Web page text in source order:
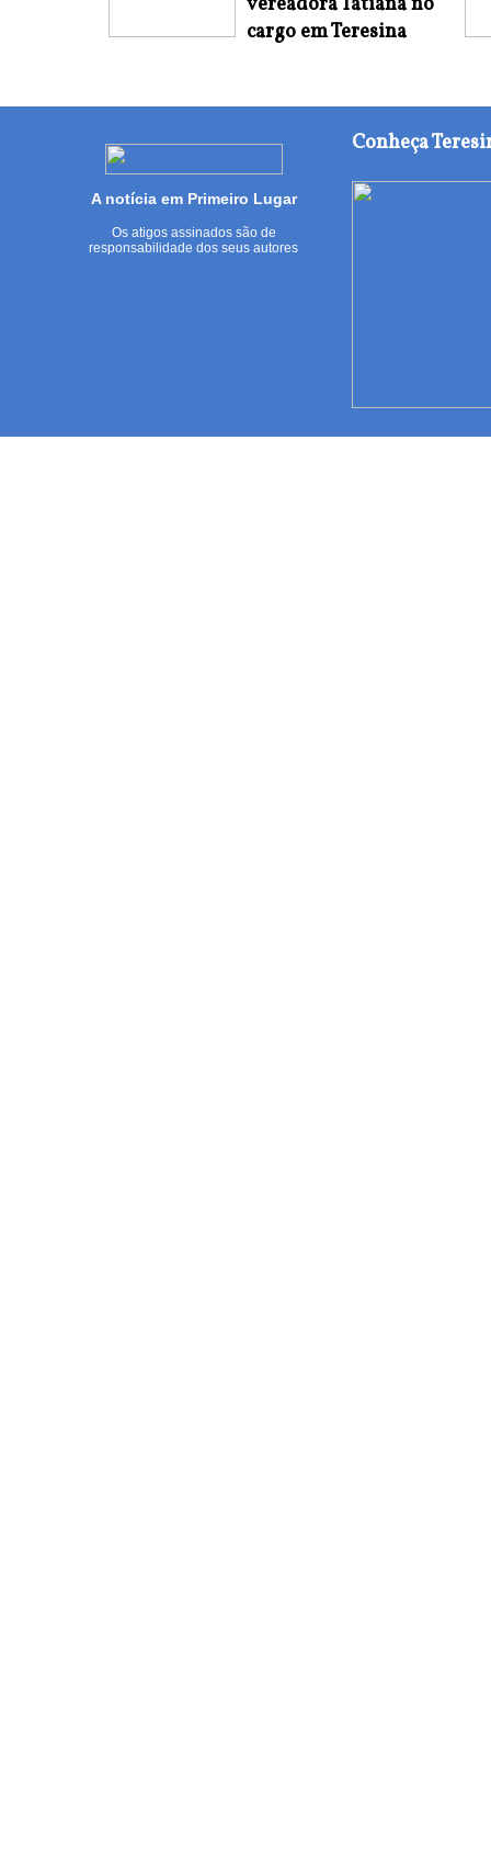
cargo em Teresina
A notícia em Primeiro Lugar
Os atigos assinados são de
responsabilidade dos seus autores
Conheça